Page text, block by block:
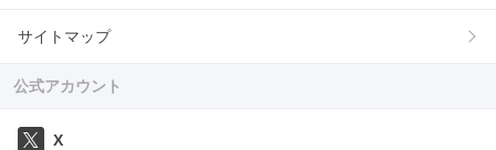
サイトマップ
公式アカウント
X